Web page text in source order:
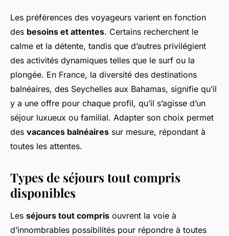
Les préférences des voyageurs varient en fonction
des besoins et attentes. Certains recherchent le
calme et la détente, tandis que d’autres privilégient
des activités dynamiques telles que le surf ou la
plongée. En France, la diversité des destinations
balnéaires, des Seychelles aux Bahamas, signifie qu’il
y a une offre pour chaque profil, qu’il s’agisse d’un
séjour luxueux ou familial. Adapter son choix permet
des vacances balnéaires sur mesure, répondant à
toutes les attentes.
Types de séjours tout compris
disponibles
Les séjours tout compris ouvrent la voie à
d’innombrables possibilités pour répondre à toutes